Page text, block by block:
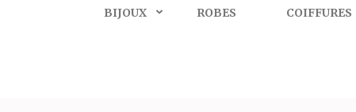
BIJOUX ROBES COIFFURES